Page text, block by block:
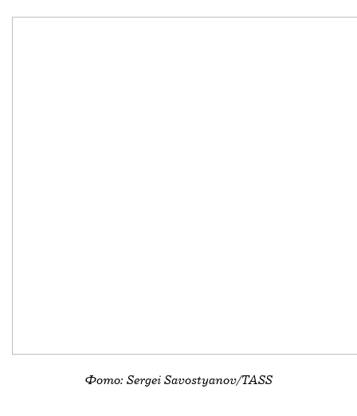
Фото: Sergei Savostyanov/TASS